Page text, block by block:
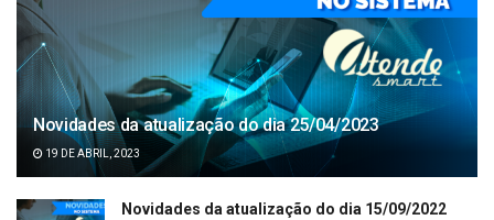
Novidades da atualização do dia 25/04/2023
19 DE ABRIL, 2023
Novidades da atualização do dia 15/09/2022